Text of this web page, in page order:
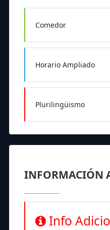
Comedor
Horario Ampliado
Plurilingüismo
INFORMACIÓN
Info